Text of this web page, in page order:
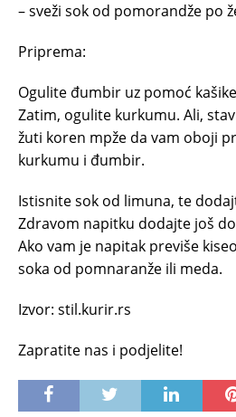
– sveži sok od pomorandže po
Priprema:
Ogulite đumbir uz pomoć
Zatim, ogulite kurkumu. Ali,
žuti koren mpže da vam oboji
kurkumu i đumbir.
Istisnite sok od limuna, te
Zdravom napitku dodajte još
Ako vam je napitak previše
soka od pomnaranže ili meda.
Izvor: stil.kurir.rs
Zapratite nas i podjelite!